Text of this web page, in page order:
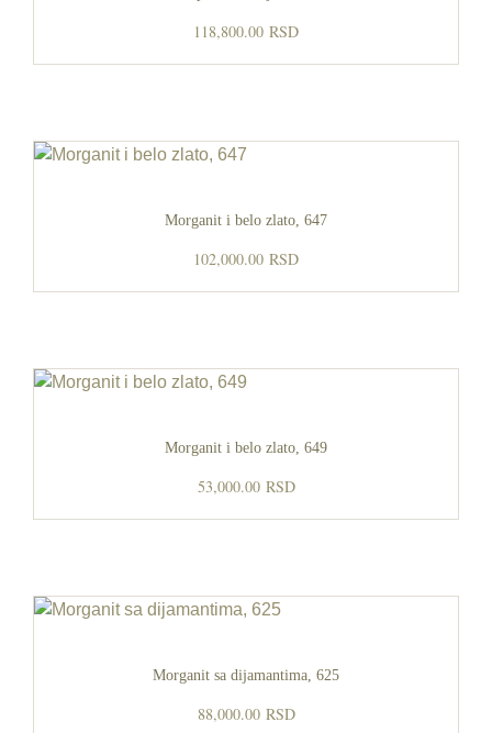
118,800.00 RSD
Morganit i belo zlato, 647
102,000.00 RSD
Morganit i belo zlato, 649
53,000.00 RSD
Morganit sa dijamantima, 625
88,000.00 RSD